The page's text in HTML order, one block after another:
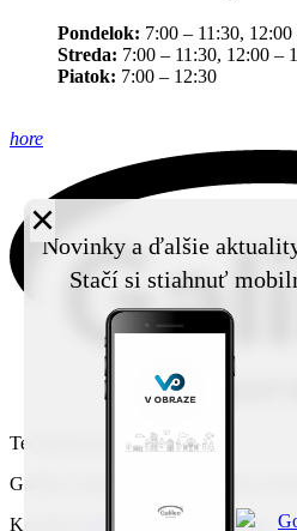
Novinky a ďalšie
Stačí si stiahnuť
×
Pondelok: 7:00 – 11:30,
Streda: 7:00 – 11:30, 12:00 –
Piatok: 7:00 – 12:30
hore
Technický prevádzkovateľ:
Galileo Corporation s.r.o., Čierna
Kontakt:
Galileo Corporation s.r.o.